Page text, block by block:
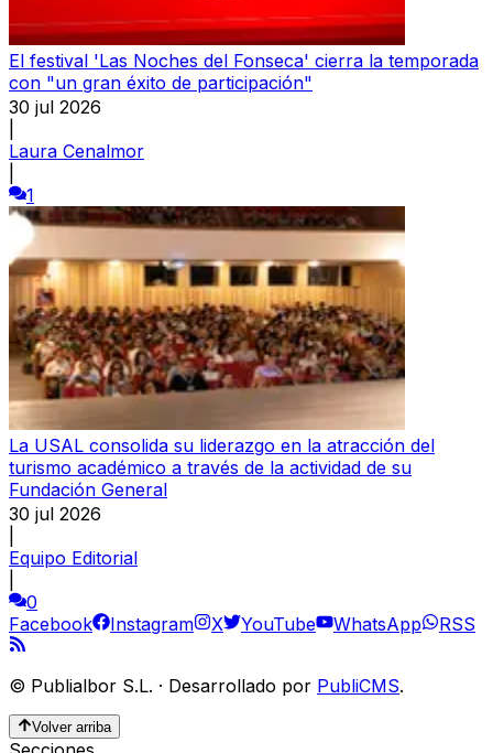
El festival 'Las Noches del Fonseca' cierra la temporada
con "un gran éxito de participación"
30 jul 2026
Laura Cenalmor
1
La USAL consolida su liderazgo en la atracción del
turismo académico a través de la actividad de su
Fundación General
30 jul 2026
Equipo Editorial
0
Facebook
Instagram X YouTube WhatsApp RSS
© Publialbor S.L. · Desarrollado por PubliCMS.
Volver arriba